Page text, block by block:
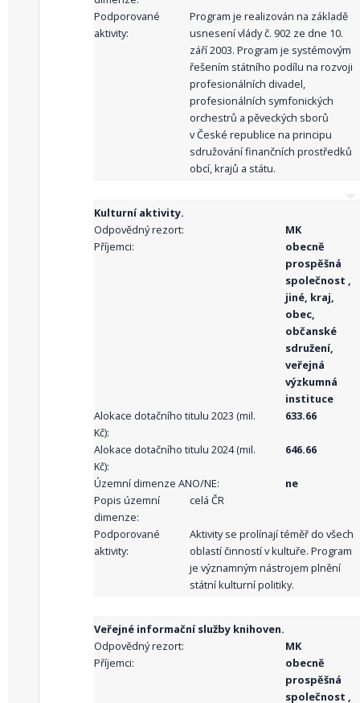
Podporované
aktivity:
Program je realizován na základě
usnesení vlády č. 902 ze dne 10.
září 2003. Program je systémovým
řešením státního podílu na rozvoji
profesionálních divadel,
profesionálních symfonických
orchestrů a pěveckých sborů
v České republice na principu
sdružování finančních prostředků
obcí, krajů a státu.
Kulturní aktivity.
Odpovědný rezort:
MK
Příjemci:
obecně
prospěšná
společnost ,
jiné, kraj,
obec,
občanské
sdružení,
veřejná
výzkumná
instituce
Alokace dotačního titulu 2023 (mil.
Kč):
633.66
Alokace dotačního titulu 2024 (mil.
Kč):
646.66
Územní dimenze ANO/NE:
ne
Popis územní
dimenze:
celá ČR
Podporované
aktivity:
Aktivity se prolínají téměř do všech
oblastí činností v kultuře. Program
je významným nástrojem plnění
státní kulturní politiky.
Veřejné informační služby knihoven.
Odpovědný rezort:
MK
Příjemci:
obecně
prospěšná
společnost ,